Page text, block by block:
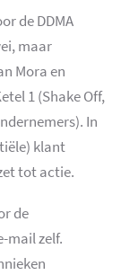
de DDMA
maar
Mora en
1 (Shake Off,
In
klant
tot actie.
de
mail zelf.